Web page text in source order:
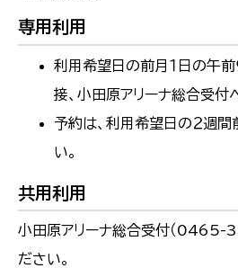
専用利用
利用希望日の前月１日の午
接、小田原アリーナ総合受付
予約は、利用希望日の２週
い。
共用利用
小田原アリーナ総合受付（0465-
ださい。